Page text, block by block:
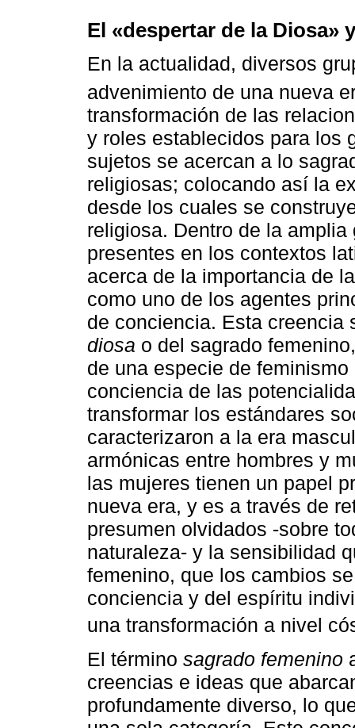
El «despertar de la Diosa»
En la actualidad, diversos
advenimiento de una nueva
transformación de las
y roles establecidos para los
sujetos se acercan a lo
religiosas; colocando así la
desde los cuales se
religiosa. Dentro de la
presentes en los contextos
acerca de la importancia de
como uno de los agentes
de conciencia. Esta
diosa o del sagrado
de una especie de
conciencia de las
transformar los estándares
caracterizaron a la era
armónicas entre hombres y
las mujeres tienen un papel
nueva era, y es a través de
presumen olvidados -sobre
naturaleza- y la sensibilidad
femenino, que los cambios
conciencia y del espíritu
una transformación a nivel
El término sagrado femenino
creencias e ideas que
profundamente diverso, lo